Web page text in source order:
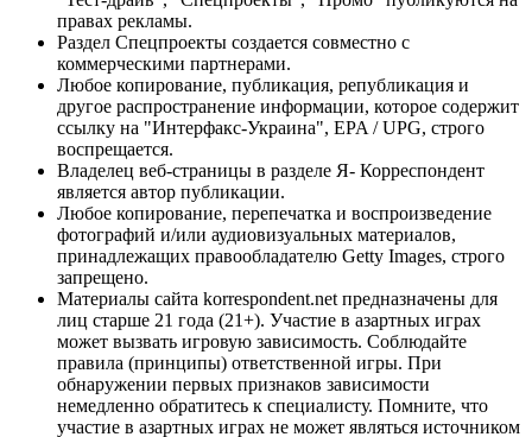
правах рекламы.
Раздел Спецпроекты создается совместно с
коммерческими партнерами.
Любое копирование, публикация, републикация и
другое распространение информации, которое содержит
ссылку на "Интерфакс-Украина", EPA / UPG, строго
воспрещается.
Владелец веб-страницы в разделе Я- Корреспондент
является автор публикации.
Любое копирование, перепечатка и воспроизведение
фотографий и/или аудиовизуальных материалов,
принадлежащих правообладателю Getty Images, строго
запрещено.
Материалы сайта korrespondent.net предназначены для
лиц старше 21 года (21+). Участие в азартных играх
может вызвать игровую зависимость. Соблюдайте
правила (принципы) ответственной игры. При
обнаружении первых признаков зависимости
немедленно обратитесь к специалисту. Помните, что
участие в азартных играх не может являться источником